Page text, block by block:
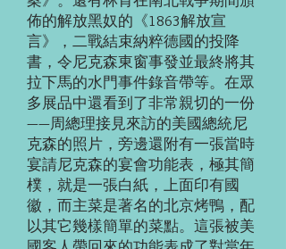
佈的解放黑奴的《1863解放宣
言》，二戰結束納粹德國的投降
書，令尼克森東窗事發並最終將其
拉下馬的水門事件錄音帶等。在眾
多展品中還看到了非常親切的一份
——周總理接見來訪的美國總統尼
克森的照片，旁邊還附有一張當時
宴請尼克森的宴會功能表，極其簡
樸，就是一張白紙，上面印有國
徽，而主菜是著名的北京烤鴨，配
以其它幾樣簡單的菜點。這張被美